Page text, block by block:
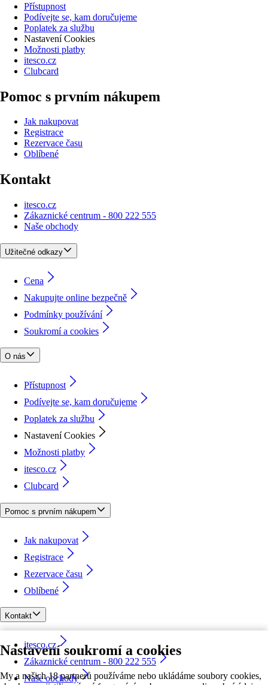
Nastavení soukromí a cookies
My a našich 18 partnerů používáme nebo ukládáme soubory cookies,
Přístupnost
Podívejte se, kam doručujeme
Poplatek za službu
Nastavení Cookies
Možnosti platby
itesco.cz
Clubcard
Pomoc s prvním nákupem
Jak nakupovat
Registrace
Rezervace času
Oblíbené
Kontakt
itesco.cz
Zákaznické centrum - 800 222 555
Naše obchody
Užitečné odkazy
Cena
Nakupujte online bezpečně
Podmínky používání
Soukromí a cookies
O nás
Přístupnost
Podívejte se, kam doručujeme
Poplatek za službu
Nastavení Cookies
Možnosti platby
itesco.cz
Clubcard
Pomoc s prvním nákupem
Jak nakupovat
Registrace
Rezervace času
Oblíbené
Kontakt
itesco.cz
Zákaznické centrum - 800 222 555
Naše obchody